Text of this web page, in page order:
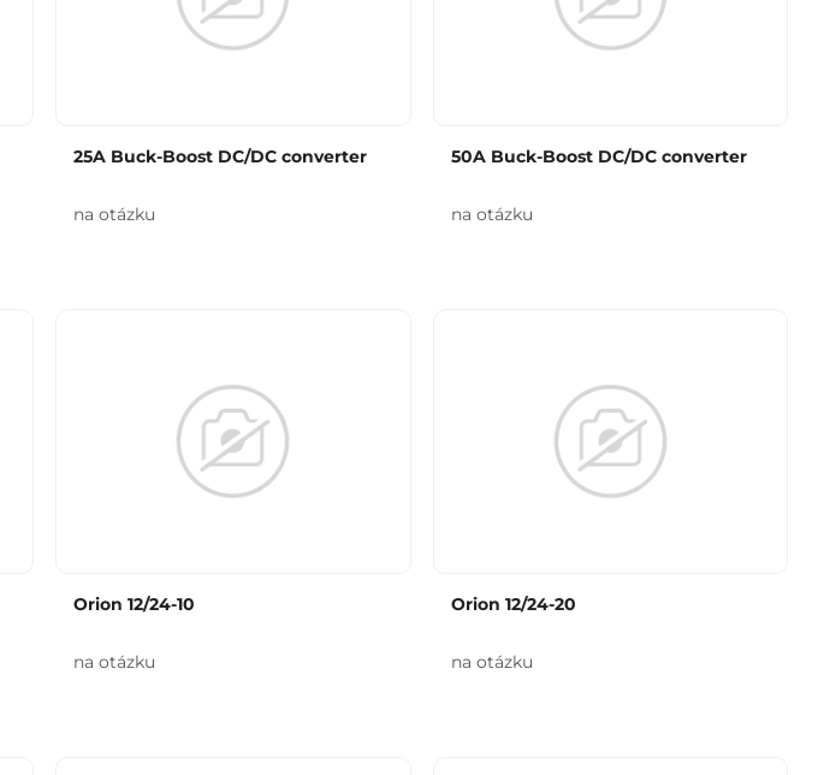
25A Buck-Boost DC/DC converter
na otázku
50A Buck-Boost DC/DC converter
na otázku
Orion 12/24-10
na otázku
Orion 12/24-20
na otázku